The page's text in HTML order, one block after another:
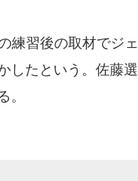
練習後の取材でジ
したという。佐藤
。